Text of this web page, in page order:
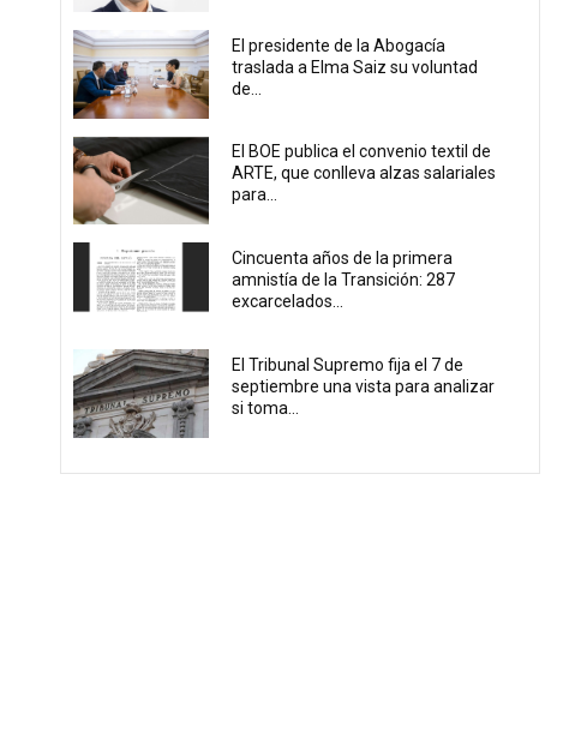
El presidente de la Abogacía
traslada a Elma Saiz su voluntad
de...
El BOE publica el convenio textil de
ARTE, que conlleva alzas salariales
para...
Cincuenta años de la primera
amnistía de la Transición: 287
excarcelados...
El Tribunal Supremo fija el 7 de
septiembre una vista para analizar
si toma...